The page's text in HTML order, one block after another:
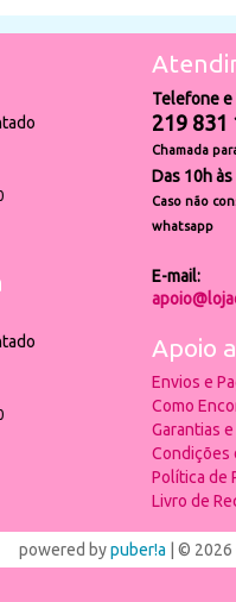
Telefone e
219 831
Chamada
Das 10h
Caso não
whatsapp
E-mail:
Apoio
Envios e
Como
Garantias
Condições
Política de
Livro de
powered bypuber!a | ©